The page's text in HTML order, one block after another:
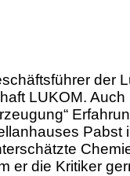
der
LUKOM. Auch
Pabst
er die Kritiker